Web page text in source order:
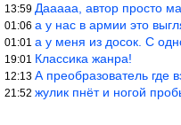
13:59 Дааааа, автор просто
01:06 а у нас в армии это
01:01 а у меня из досок. С одной
19:01 Классика жанра!
12:13 А преобразователь где
21:52 жулик пнёт и ногой